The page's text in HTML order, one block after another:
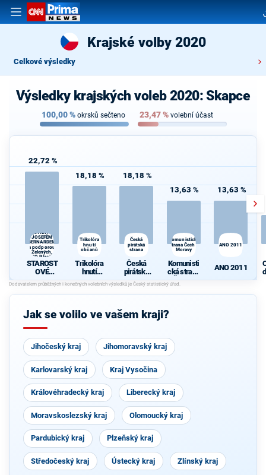
Krajské volby 2020
Celkové výsledky
Výsledky krajských voleb 2020: Skapce
100,00% okrsků sečteno 23,47% volební účast
22,72 %
(STAN) s
JOSEFEM
BERNARDEM
a podporou
Zelených,
PRO Plzeň a
Idealistů
STAROST
OVÉ
(STAN) s
JOSEFEM
BERNARD
podporou
PRO Plzeň
a Idealistů
18,18 %
Trikolóra
hnutí
občanů
Trikolóra
hnutí
občanů
18,18 %
Česká
pirátská
strana
Česká
pirátská
strana
13,63 %
Komunistická
strana Čech a
Moravy
Komunisti
cká strana
Čech a
Moravy
13,63 %
ANO 2011
ANO 2011
Jak se volilo ve vašem kraji?
Jihočeský kraj Jihomoravský kraj
Karlovarský kraj Kraj Vysočina
Královéhradecký kraj Liberecký kraj
Moravskoslezský kraj Olomoucký kraj
Pardubický kraj Plzeňský kraj
Středočeský kraj Ústecký kraj Zlínský kraj